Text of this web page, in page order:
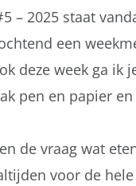
– 2025 staat
een
deze week ga ik
pen en papier
de vraag wat
voor de